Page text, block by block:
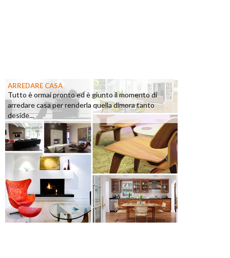
ARREDARE CASA
Tutto è ormai pronto ed è giunto il momento di
arredare casa per renderla quella dimora tanto
deside...